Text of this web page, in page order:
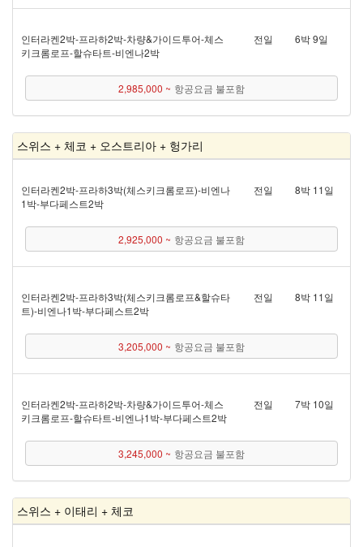
인터라켄 2박 - 프라하 2박 - 차량&가이드투어 - 체스
키크롬로프 - 할슈타트 - 비엔나 2박
전일 6박 9일
2,985,000 ~ 항공요금 불포함
스위스 + 체코 + 오스트리아 + 헝가리
인터라켄 2박 - 프라하 3박(체스키크롬로프) - 비엔나
1박 - 부다페스트 2박
전일 8박 11일
2,925,000 ~ 항공요금 불포함
인터라켄 2박 - 프라하 3박(체스키크롬로프&할슈타
트) - 비엔나 1박 - 부다페스트 2박
전일 8박 11일
3,205,000 ~ 항공요금 불포함
인터라켄 2박 - 프라하 2박 - 차량&가이드투어 - 체스
키크롬로프 - 할슈타트 - 비엔나 1박 - 부다페스트 2박
전일 7박 10일
3,245,000 ~ 항공요금 불포함
스위스 + 이태리 + 체코